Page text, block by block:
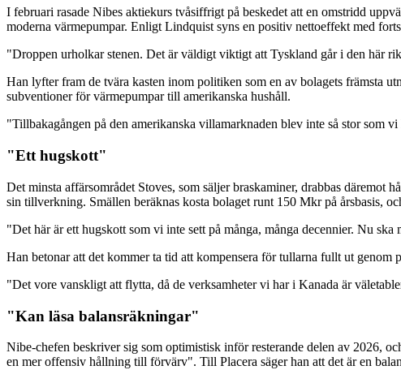
I februari rasade Nibes aktiekurs tvåsiffrigt på beskedet att en omstridd
moderna värmepumpar. Enligt Lindquist syns en positiv nettoeffekt med
"Droppen urholkar stenen. Det är väldigt viktigt att Tyskland går i den här
Han lyfter fram de tvära kasten inom politiken som en av bolagets främsta
subventioner för värmepumpar till amerikanska hushåll.
"Tillbakagången på den amerikanska villamarknaden blev inte så stor som
"Ett hugskott"
Det minsta affärsområdet Stoves, som säljer braskaminer, drabbas däremot
sin tillverkning. Smällen beräknas kosta bolaget runt 150 Mkr på årsbasis,
"Det här är ett hugskott som vi inte sett på många, många decennier. Nu
Han betonar att det kommer ta tid att kompensera för tullarna fullt ut
"Det vore vanskligt att flytta, då de verksamheter vi har i Kanada är
"Kan läsa balansräkningar"
Nibe-chefen beskriver sig som optimistisk inför resterande delen av 2026,
en mer offensiv hållning till förvärv". Till Placera säger han att det är en